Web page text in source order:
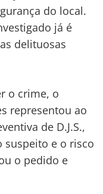
do local.
já é
delituosas
o crime, o
representou ao
de D.J.S.,
suspeito e o risco
o pedido e